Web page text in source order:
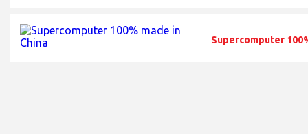
Supercomputer